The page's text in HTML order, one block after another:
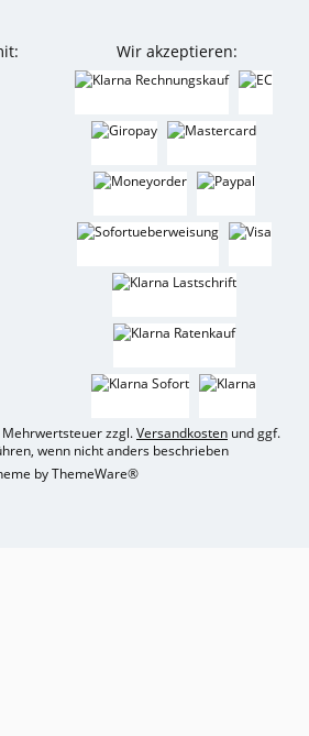
Wir akzeptieren:
zzgl.Versandkosten und ggf.
wenn nicht anders beschrieben
byThemeWare®